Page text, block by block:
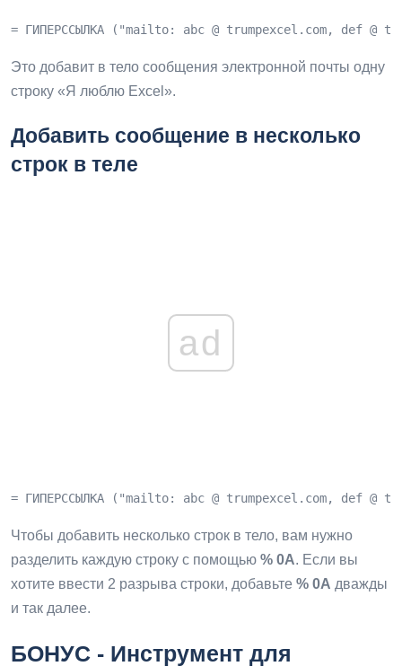
= ГИПЕРССЫЛКА ("mailto: abc @ trumpexcel.com, def @
Это добавит в тело сообщения электронной почты одну
строку «Я люблю Excel».
Добавить сообщение в несколько
строк в теле
ad
= ГИПЕРССЫЛКА ("mailto: abc @ trumpexcel.com, def @
Чтобы добавить несколько строк в тело, вам нужно
разделить каждую строку с помощью % 0A. Если вы
хотите ввести 2 разрыва строки, добавьте % 0A дважды
и так далее.
БОНУС - Инструмент для